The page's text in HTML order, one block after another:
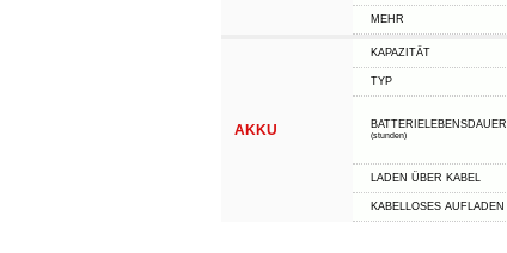
MEHR
AKKU
KAPAZITÄT
TYP
BATTERIELEBENSDAUER
(stunden)
LADEN ÜBER KABEL
KABELLOSES AUFLADEN